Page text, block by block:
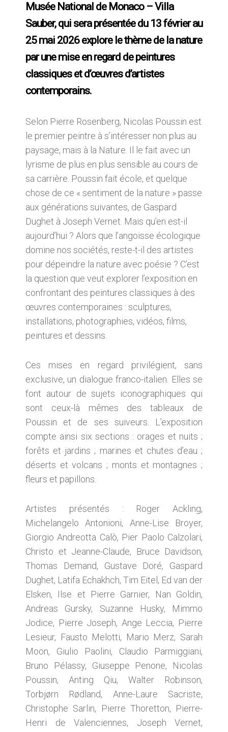
Musée National de Monaco – Villa
Sauber, qui sera présentée du 13 février au
25 mai 2026 explore le thème de la nature
par une mise en regard de peintures
classiques et d’œuvres d’artistes
contemporains.
Selon Pierre Rosenberg, Nicolas Poussin est
le premier peintre à s’intéresser non plus au
paysage, mais à la Nature. Il le fait avec un
lyrisme de plus en plus sensible au cours de
sa carrière. Poussin fait école, et quelque
chose de ce « sentiment de la nature » passe
aux générations suivantes, de Gaspard
Dughet à Joseph Vernet. Mais qu’en est-il
aujourd’hui ? Alors que l’angoisse écologique
domine nos sociétés, reste-t-il des artistes
pour dépeindre la nature avec poésie ? C’est
la question que veut explorer l’exposition en
confrontant des peintures classiques à des
œuvres contemporaines : sculptures,
installations, photographies, vidéos, films,
peintures et dessins.
Ces mises en regard privilégient, sans
exclusive, un dialogue franco-italien. Elles se
font autour de sujets iconographiques qui
sont ceux-là mêmes des tableaux de
Poussin et de ses suiveurs. L’exposition
compte ainsi six sections : orages et nuits ;
forêts et jardins ; marines et chutes d’eau ;
déserts et volcans ; monts et montagnes ;
fleurs et papillons.
Artistes présentés : Roger Ackling,
Michelangelo Antonioni, Anne-Lise Broyer,
Giorgio Andreotta Calò, Pier Paolo Calzolari,
Christo et Jeanne-Claude, Bruce Davidson,
Thomas Demand, Gustave Doré, Gaspard
Dughet, Latifa Echakhch, Tim Eitel, Ed van der
Elsken, Ilse et Pierre Garnier, Nan Goldin,
Andreas Gursky, Suzanne Husky, Mimmo
Jodice, Pierre Joseph, Ange Leccia, Pierre
Lesieur, Fausto Melotti, Mario Merz, Sarah
Moon, Giulio Paolini, Claudio Parmiggiani,
Bruno Pélassy, Giuseppe Penone, Nicolas
Poussin, Anting Qiu, Walter Robinson,
Torbjørn Rødland, Anne-Laure Sacriste,
Christophe Sarlin, Pierre Thoretton, Pierre-
Henri de Valenciennes, Joseph Vernet,